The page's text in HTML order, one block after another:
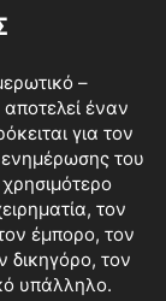
–
έναν
για τον
του
τον
έμπορο, τον
δικηγόρο, τον
υπάλληλο.